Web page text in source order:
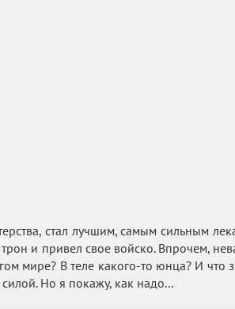
стал лучшим, самым сильным
и привел свое войско. Впрочем,
мире? В теле какого-то юнца? И что
Но я покажу, как надо...